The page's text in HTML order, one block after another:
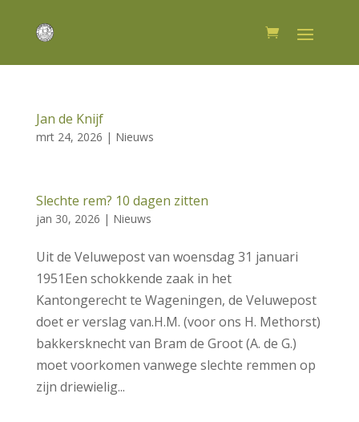
Jan de Knijf
mrt 24, 2026 | Nieuws
Slechte rem? 10 dagen zitten
jan 30, 2026 | Nieuws
Uit de Veluwepost van woensdag 31 januari
1951Een schokkende zaak in het
Kantongerecht te Wageningen, de Veluwepost
doet er verslag van.H.M. (voor ons H. Methorst)
bakkersknecht van Bram de Groot (A. de G.)
moet voorkomen vanwege slechte remmen op
zijn driewielig...